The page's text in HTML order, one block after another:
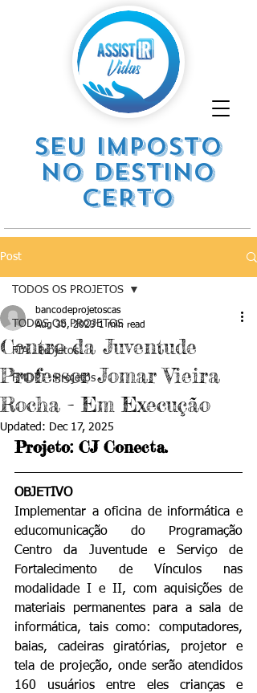
SEU IMPOSTO
NO DESTINO
CERTO
Post
TODOS OS PROJETOS
FIA . Projetos
FMDPI . Projetos
TODOS OS PROJETOS
Centro da Juventude
Professor Jomar Vieira
Rocha - Em Execução
bancodeprojetoscas
Aug 30, 2023 1 min read
Updated: Dec 17, 2025
Projeto: CJ Conecta.
OBJETIVO
Implementar a oficina de informática e
educomunicação do Programação
Centro da Juventude e Serviço de
Fortalecimento de Vínculos nas
modalidade I e II, com aquisições de
materiais permanentes para a sala de
informática, tais como: computadores,
baias, cadeiras giratórias, projetor e
tela de projeção, onde serão atendidos
160 usuários entre eles crianças e